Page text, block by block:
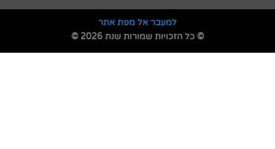
למעבר אל מפת אתר
© כל הזכויות שמורות שנת 2026 ©